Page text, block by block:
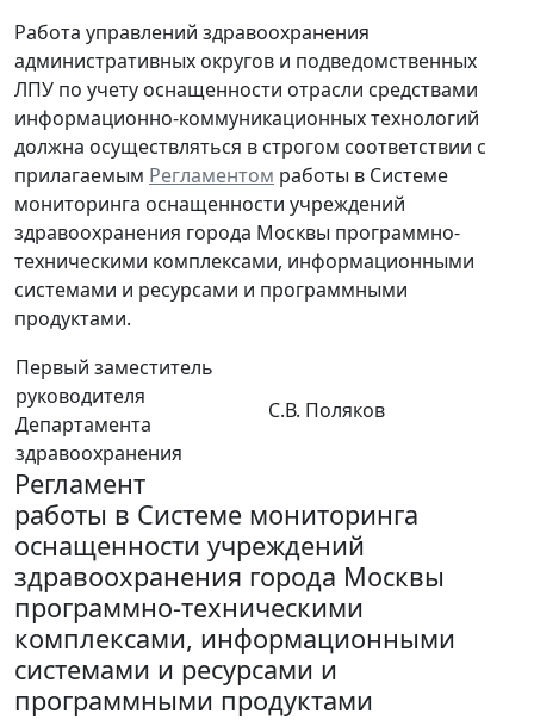
Работа управлений здравоохранения
административных округов и подведомственных
ЛПУ по учету оснащенности отрасли средствами
информационно-коммуникационных технологий
должна осуществляться в строгом соответствии с
прилагаемым Регламентом работы в Системе
мониторинга оснащенности учреждений
здравоохранения города Москвы программно-
техническими комплексами, информационными
системами и ресурсами и программными
продуктами.
Первый заместитель
руководителя
Департамента
здравоохранения
С.В. Поляков
Регламент
работы в Системе мониторинга
оснащенности учреждений
здравоохранения города Москвы
программно-техническими
комплексами, информационными
системами и ресурсами и
программными продуктами